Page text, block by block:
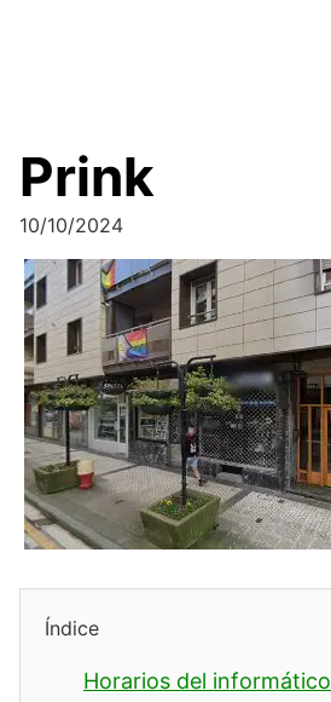
Prink
10/10/2024
Índice
Horarios del informático